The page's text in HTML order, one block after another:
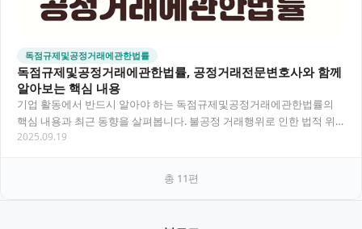
독점규제및공정거래에관한법률
독점규제및공정거래에관한법률, 공정거래전문변호사와 함께
알아보는 핵심 내용
기업 활동에서 반드시 알아야 하는 독점규제및공정거래에관한법률의
핵심 내용과 최근 동향을 살펴봅니다. 불공정 거래행위로 인한 법적 위
험을 줄이고 기업 경쟁력을 높이기 위한 실질적인…
2025.09.19
총 11편